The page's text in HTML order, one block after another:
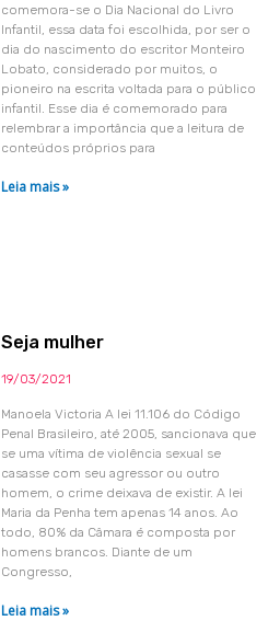
comemora-se o Dia Nacional do Livro
Infantil, essa data foi escolhida, por ser o
dia do nascimento do escritor Monteiro
Lobato, considerado por muitos, o
pioneiro na escrita voltada para o público
infantil. Esse dia é comemorado para
relembrar a importância que a leitura de
conteúdos próprios para
Leia mais »
Seja mulher
19/03/2021
Manoela Victoria A lei 11.106 do Código
Penal Brasileiro, até 2005, sancionava que
se uma vítima de violência sexual se
casasse com seu agressor ou outro
homem, o crime deixava de existir. A lei
Maria da Penha tem apenas 14 anos. Ao
todo, 80% da Câmara é composta por
homens brancos. Diante de um
Congresso,
Leia mais »